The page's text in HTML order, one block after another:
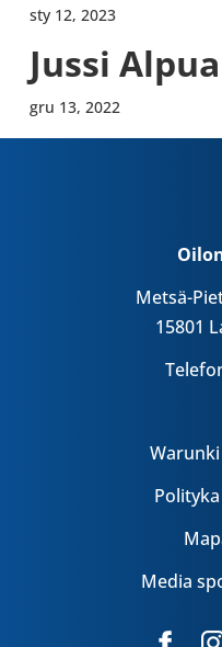
sty 12, 2023
Jussi Alpua
gru 13, 2022
Metsä-
15801
Media